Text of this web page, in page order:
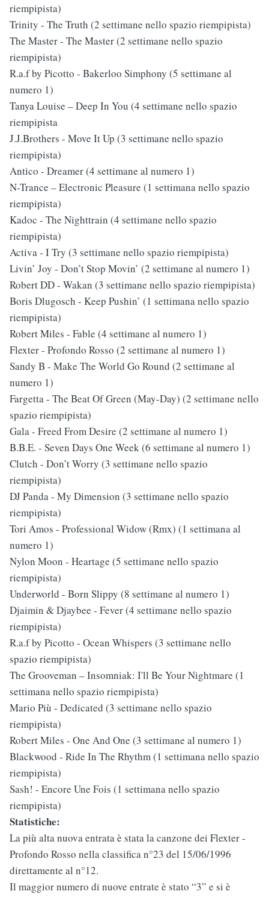
riempipista)
Trinity - The Truth (2 settimane nello spazio riempipista)
The Master - The Master (2 settimane nello spazio
riempipista)
R.a.f by Picotto - Bakerloo Simphony (5 settimane al
numero 1)
Tanya Louise ‎– Deep In You (4 settimane nello spazio
riempipista
J.J.Brothers - Move It Up (3 settimane nello spazio
riempipista)
Antico - Dreamer (4 settimane al numero 1)
N-Trance ‎– Electronic Pleasure (1 settimana nello spazio
riempipista)
Kadoc - The Nighttrain (4 settimane nello spazio
riempipista)
Activa - I Try (3 settimane nello spazio riempipista)
Livin’ Joy - Don’t Stop Movin’ (2 settimane al numero 1)
Robert DD - Wakan (3 settimane nello spazio riempipista)
Boris Dlugosch - Keep Pushin’ (1 settimana nello spazio
riempipista)
Robert Miles - Fable (4 settimane al numero 1)
Flexter - Profondo Rosso (2 settimane al numero 1)
Sandy B - Make The World Go Round (2 settimane al
numero 1)
Fargetta - The Beat Of Green (May-Day) (2 settimane nello
spazio riempipista)
Gala - Freed From Desire (2 settimane al numero 1)
B.B.E. - Seven Days One Week (6 settimane al numero 1)
Clutch - Don’t Worry (3 settimane nello spazio
riempipista)
DJ Panda - My Dimension (3 settimane nello spazio
riempipista)
Tori Amos - Professional Widow (Rmx) (1 settimana al
numero 1)
Nylon Moon - Heartage (5 settimane nello spazio
riempipista)
Underworld - Born Slippy (8 settimane al numero 1)
Djaimin & Djaybee - Fever (4 settimane nello spazio
riempipista)
R.a.f by Picotto - Ocean Whispers (3 settimane nello
spazio riempipista)
The Grooveman ‎– Insomniak: I'll Be Your Nightmare (1
settimana nello spazio riempipista)
Mario Più - Dedicated (3 settimane nello spazio
riempipista)
Robert Miles - One And One (3 settimane al numero 1)
Blackwood - Ride In The Rhythm (1 settimana nello spazio
riempipista)
Sash! - Encore Une Fois (1 settimana nello spazio
riempipista)
Statistiche:
La più alta nuova entrata è stata la canzone dei Flexter -
Profondo Rosso nella classifica n°23 del 15/06/1996
direttamente al n°12.
Il maggior numero di nuove entrate è stato “3” e si è